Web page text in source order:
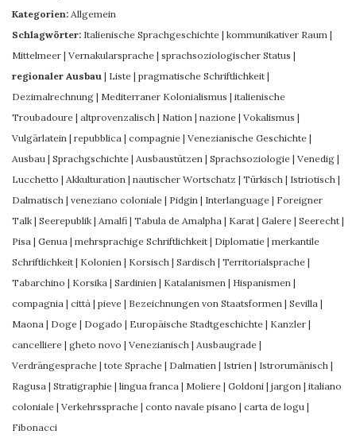
Kategorien: Allgemein
Schlagwörter: Italienische Sprachgeschichte | kommunikativer Raum |
Mittelmeer | Vernakularsprache | sprachsoziologischer Status |
regionaler Ausbau | Liste | pragmatische Schriftlichkeit |
Dezimalrechnung | Mediterraner Kolonialismus | italienische
Troubadoure | altprovenzalisch | Nation | nazione | Vokalismus |
Vulgärlatein | repubblica | compagnie | Venezianische Geschichte |
Ausbau | Sprachgschichte | Ausbaustützen | Sprachsoziologie | Venedig |
Lucchetto | Akkulturation | nautischer Wortschatz | Türkisch | Istriotisch |
Dalmatisch | veneziano coloniale | Pidgin | Interlanguage | Foreigner
Talk | Seerepublik | Amalfi | Tabula de Amalpha | Karat | Galere | Seerecht |
Pisa | Genua | mehrsprachige Schriftlichkeit | Diplomatie | merkantile
Schriftlichkeit | Kolonien | Korsisch | Sardisch | Territorialsprache |
Tabarchino | Korsika | Sardinien | Katalanismen | Hispanismen |
compagnia | città | pieve | Bezeichnungen von Staatsformen | Sevilla |
Maona | Doge | Dogado | Europäische Stadtgeschichte | Kanzler |
cancelliere | gheto novo | Venezianisch | Ausbaugrade |
Verdrängesprache | tote Sprache | Dalmatien | Istrien | Istrorumänisch |
Ragusa | Stratigraphie | lingua franca | Moliere | Goldoni | jargon | italiano
coloniale | Verkehrssprache | conto navale pisano | carta de logu |
Fibonacci